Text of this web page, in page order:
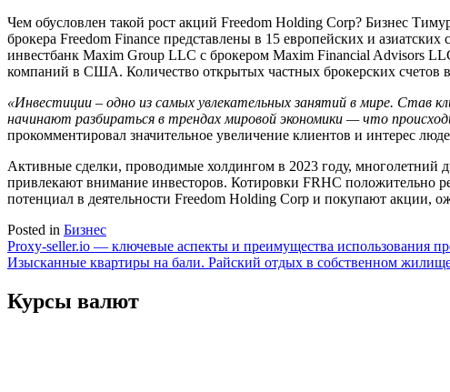
Чем обусловлен такой рост акций Freedom Holding Corp? Бизнес
брокера Freedom Finance представлены в 15 европейских и
инвестбанк Maxim Group LLC с брокером Maxim Financial Advisors
компаний в США. Количество открытых частных брокерских счетов
«Инвестиции – одно из самых увлекательных занятий в мире. Став
начинают разбираться в трендах мировой экономики — что
прокомментировал значительное увеличение клиентов и интерес
Активные сделки, проводимые холдингом в 2023 году, многолетний
привлекают внимание инвесторов. Котировки FRHC положительно
потенциал в деятельности Freedom Holding Corp и покупают акции,
Posted in Бизнес
Навигация
по
записям
Proxy-seller.io — ключевые аспекты и преимущества использования
Изысканные квартиры на бали. Райский отдых в собственном
Курсы валют